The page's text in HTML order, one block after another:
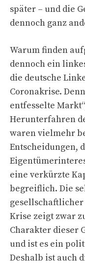
später – und die
dennoch ganz
Warum finden
dennoch ein
die deutsche
Coronakrise.
entfesselte
Herunterfahren
waren vielmehr
Entscheidungen,
eine verkürzte
begreiflich. Die
Krise zeigt zwar
Charakter dieser
und ist es ein
Deshalb ist auch